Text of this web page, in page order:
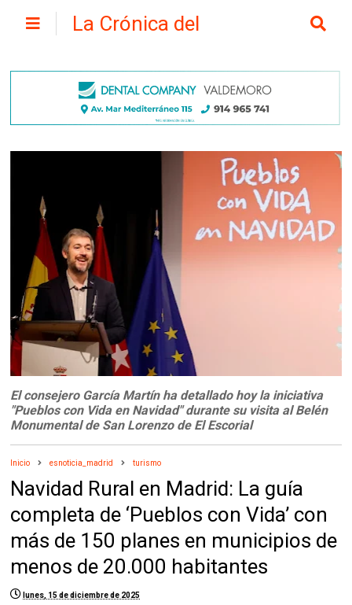
La Crónica del
El consejero García Martín ha detallado hoy la iniciativa
"Pueblos con Vida en Navidad" durante su visita al Belén
Monumental de San Lorenzo de El Escorial
Inicio esnoticia_madrid turismo
Navidad Rural en Madrid: La guía
completa de ‘Pueblos con Vida’ con
más de 150 planes en municipios de
menos de 20.000 habitantes
lunes, 15 de diciembre de 2025